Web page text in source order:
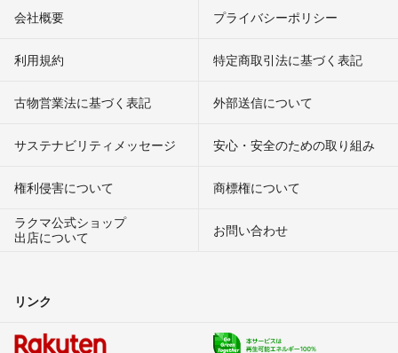
会社概要 プライバシーポリシー
利用規約 特定商取引法に基づく表記
古物営業法に基づく表記 外部送信について
サステナビリティメッセージ 安心・安全のための取り組み
権利侵害について
商標権について
ラクマ公式ショップ
出店について
お問い合わせ
リンク